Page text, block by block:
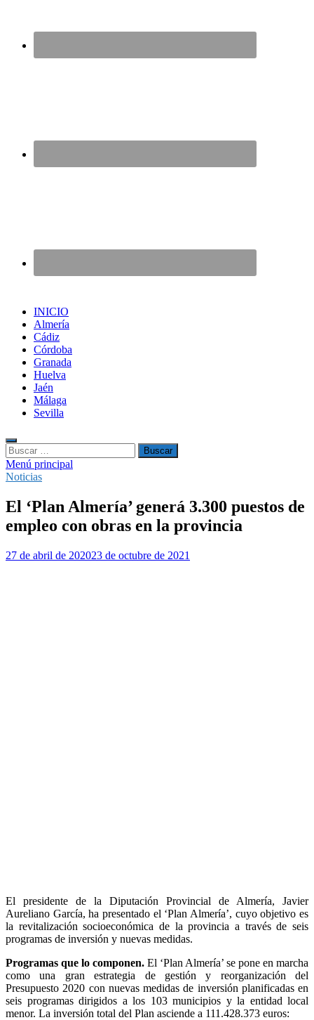
INICIO
Almería
Cádiz
Córdoba
Granada
Huelva
Jaén
Málaga
Sevilla
Buscar:
Menú principal
Noticias
El ‘Plan Almería’ generá 3.300 puestos de
empleo con obras en la provincia
27 de abril de 202023 de octubre de 2021
El presidente de la Diputación Provincial de Almería, Javier
Aureliano García, ha presentado el ‘Plan Almería’, cuyo objetivo es
la revitalización socioeconómica de la provincia a través de seis
programas de inversión y nuevas medidas.
Programas que lo componen. El ‘Plan Almería’ se pone en marcha
como una gran estrategia de gestión y reorganización del
Presupuesto 2020 con nuevas medidas de inversión planificadas en
seis programas dirigidos a los 103 municipios y la entidad local
menor. La inversión total del Plan asciende a 111.428.373 euros: